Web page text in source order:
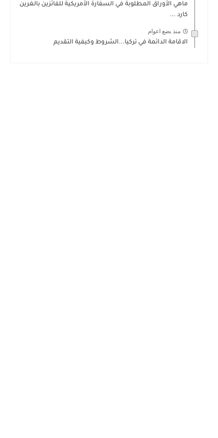
ماهي الأوراق المطلوبة في السفارة الأمريكية للفائزين بالغرين
كارد ...
منذ بضع اعوام
الاقامة الدائمة في تركيا...الشروط وكيفية التقديم